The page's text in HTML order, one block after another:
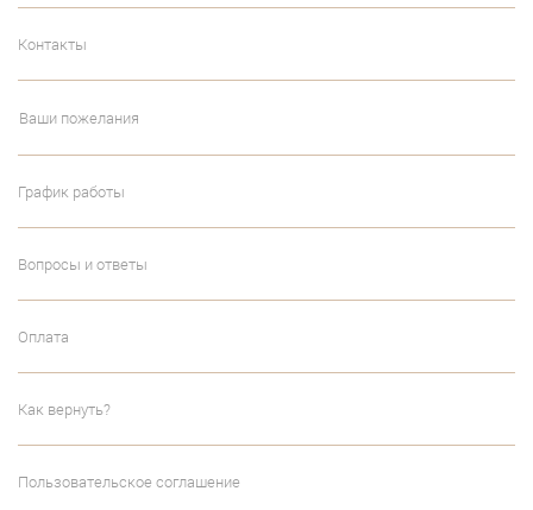
Контакты
Ваши пожелания
График работы
Вопросы и ответы
Оплата
Как вернуть?
Пользовательское соглашение